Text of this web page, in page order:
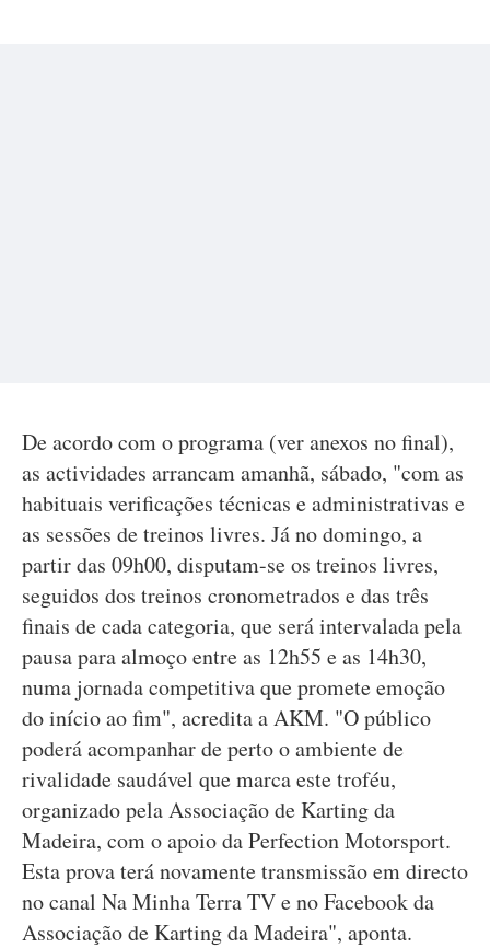
De acordo com o programa (ver anexos no final),
as actividades arrancam amanhã, sábado, "com as
habituais verificações técnicas e administrativas e
as sessões de treinos livres. Já no domingo, a
partir das 09h00, disputam-se os treinos livres,
seguidos dos treinos cronometrados e das três
finais de cada categoria, que será intervalada pela
pausa para almoço entre as 12h55 e as 14h30,
numa jornada competitiva que promete emoção
do início ao fim", acredita a AKM. "O público
poderá acompanhar de perto o ambiente de
rivalidade saudável que marca este troféu,
organizado pela Associação de Karting da
Madeira, com o apoio da Perfection Motorsport.
Esta prova terá novamente transmissão em directo
no canal Na Minha Terra TV e no Facebook da
Associação de Karting da Madeira", aponta.